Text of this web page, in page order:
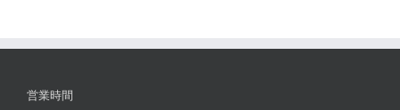
営業時間